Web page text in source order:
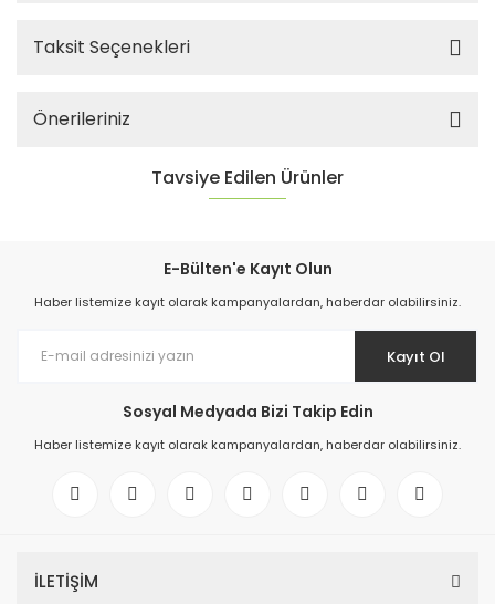
Taksit Seçenekleri
Önerileriniz
Tavsiye Edilen Ürünler
KELEBEK VANA REDÜKTÖR DN300
E-Bülten'e Kayıt Olun
Haber listemize kayıt olarak kampanyalardan, haberdar olabilirsiniz.
Kayıt Ol
Sosyal Medyada Bizi Takip Edin
Haber listemize kayıt olarak kampanyalardan, haberdar olabilirsiniz.
İLETİŞİM